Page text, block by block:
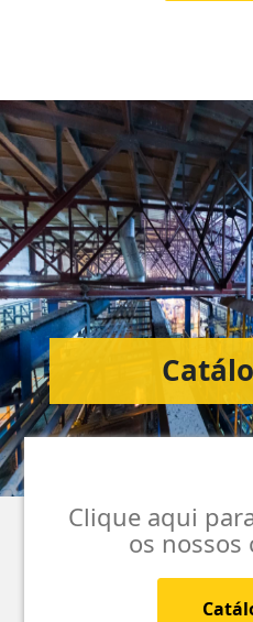
Clique aqui
os nossos